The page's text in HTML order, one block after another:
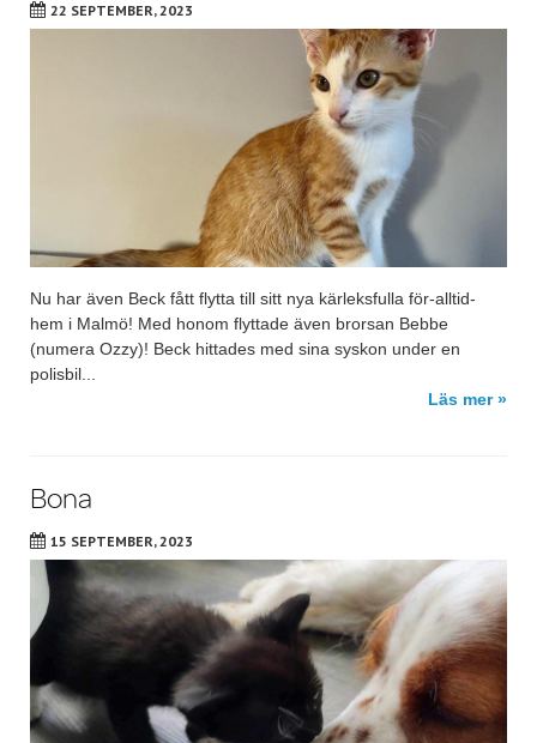
22 SEPTEMBER, 2023
Nu har även Beck fått flytta till sitt nya kärleksfulla för-alltid-
hem i Malmö! Med honom flyttade även brorsan Bebbe
(numera Ozzy)! Beck hittades med sina syskon under en
polisbil...
Läs mer »
Bona
15 SEPTEMBER, 2023